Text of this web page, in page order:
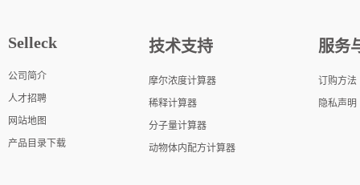
Selleck
公司简介
人才招聘
网站地图
产品目录下载
技术支持
摩尔浓度计算器
稀释计算器
分子量计算器
动物体内配方计算器
服务
订购方法
隐私声明